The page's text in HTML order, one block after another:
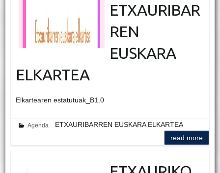
ETXAURIBAR
REN
EUSKARA
ELKARTEA
Elkartearen estatutuak_B1.0
Agenda
ETXAURIBARREN EUSKARA ELKARTEA
read more